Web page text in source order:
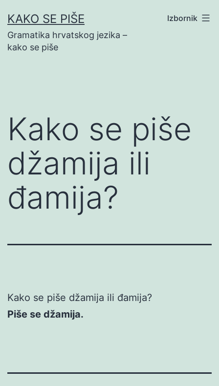
na
sadržaj
KAKO SE PIŠE
Gramatika hrvatskog jezika –
kako se piše
Izbornik
Kako se piše
džamija ili
đamija?
Kako se piše džamija ili đamija?
Piše se džamija.